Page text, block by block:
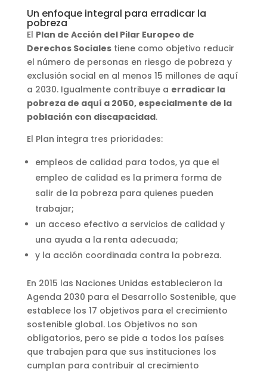
Un enfoque integral para erradicar la
pobreza
El Plan de Acción del Pilar Europeo de
Derechos Socialestiene como objetivo reducir
el número de personas en riesgo de pobreza y
exclusión social en al menos 15 millones de aquí
a 2030. Igualmente contribuye a erradicar la
pobreza de aquí a 2050, especialmente de la
población con discapacidad.
El Plan integra tres prioridades:
empleos de calidad para todos, ya que el
empleo de calidad es la primera forma de
salir de la pobreza para quienes pueden
trabajar;
un acceso efectivo a servicios de calidad y
una ayuda a la renta adecuada;
y la acción coordinada contra la pobreza.
En 2015 las Naciones Unidas establecieron la
Agenda 2030 para el Desarrollo Sostenible, que
establece los 17 objetivos para el crecimiento
sostenible global. Los Objetivos no son
obligatorios, pero se pide a todos los países
que trabajen para que sus instituciones los
cumplan para contribuir al crecimiento